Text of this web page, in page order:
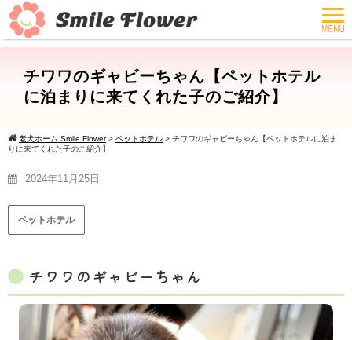
チワワのギャビーちゃん【ペットホテル
に泊まりに来てくれた子のご紹介】
老犬ホーム Smile Flower> ペットホテル > チワワのギャビーちゃん【ペットホテルに泊ま
りに来てくれた子のご紹介】
2024年11月25日
ペットホテル
チワワのギャビーちゃん